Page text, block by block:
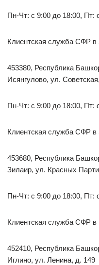
Пн-Чт: с 9:00 до 18:00, Пт:
Клиентская служба СФР в
453380, Республика
Исянгулово, ул.
Пн-Чт: с 9:00 до 18:00, Пт:
Клиентская служба СФР в
453680, Республика
Зилаир, ул. Красных
Пн-Чт: с 9:00 до 18:00, Пт:
Клиентская служба СФР в
452410, Республика
Иглино, ул. Ленина, д. 149